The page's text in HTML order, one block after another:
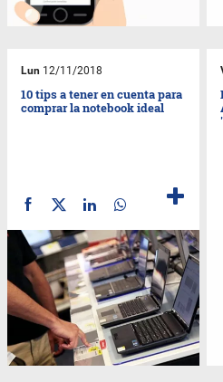
Lun 12/11/2018
10 tips a tener en cuenta para
comprar la notebook ideal